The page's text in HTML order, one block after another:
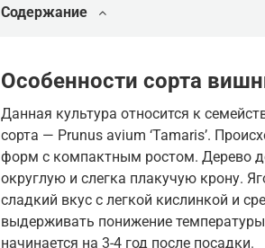
Содержание
Особенности сорта
Данная культура относится к
сорта — Prunus avium ‘Tamaris’.
форм с компактным ростом. Дерево
округлую и слегка плакучую крону.
сладкий вкус с легкой кислинкой и
выдерживать понижение
начинается на 3-4 год после посадки.